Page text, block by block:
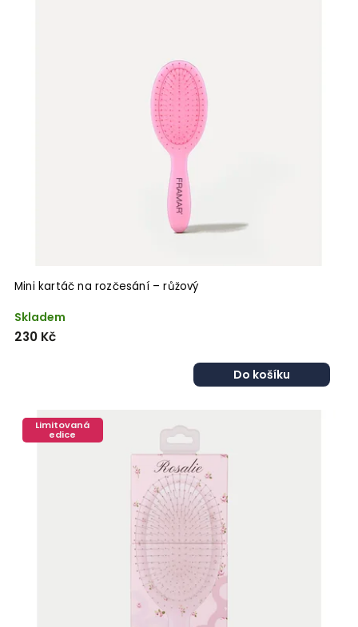
Mini kartáč na rozčesání – růžový
Skladem
230 Kč
Do košíku
Limitovaná
edice